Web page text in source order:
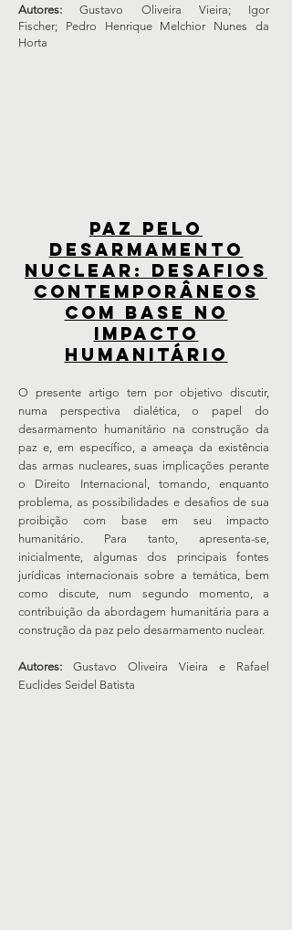
Autores:Gustavo Oliveira Vieira; Igor
Fischer; Pedro Henrique Melchior Nunes da
Horta
Paz pelo
desarmamento
nuclear: desafios
contemporâneos
com base no
impacto
humanitário
O presente artigo tem por objetivo discutir,
numa perspectiva dialética, o papel do
desarmamento humanitário na construção da
paz e, em específico, a ameaça da existência
das armas nucleares, suas implicações perante
o Direito Internacional, tomando, enquanto
problema, as possibilidades e desafios de sua
proibição com base em seu impacto
humanitário. Para tanto, apresenta-se,
inicialmente, algumas dos principais fontes
jurídicas internacionais sobre a temática, bem
como discute, num segundo momento, a
contribuição da abordagem humanitária para a
construção da paz pelo desarmamento nuclear.
Autores: Gustavo Oliveira Vieira e Rafael
Euclides Seidel Batista